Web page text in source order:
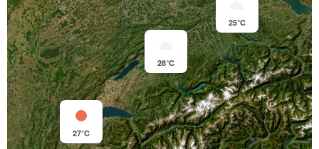
25°C
27°C
28°C